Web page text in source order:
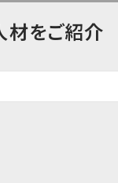
材をご紹介